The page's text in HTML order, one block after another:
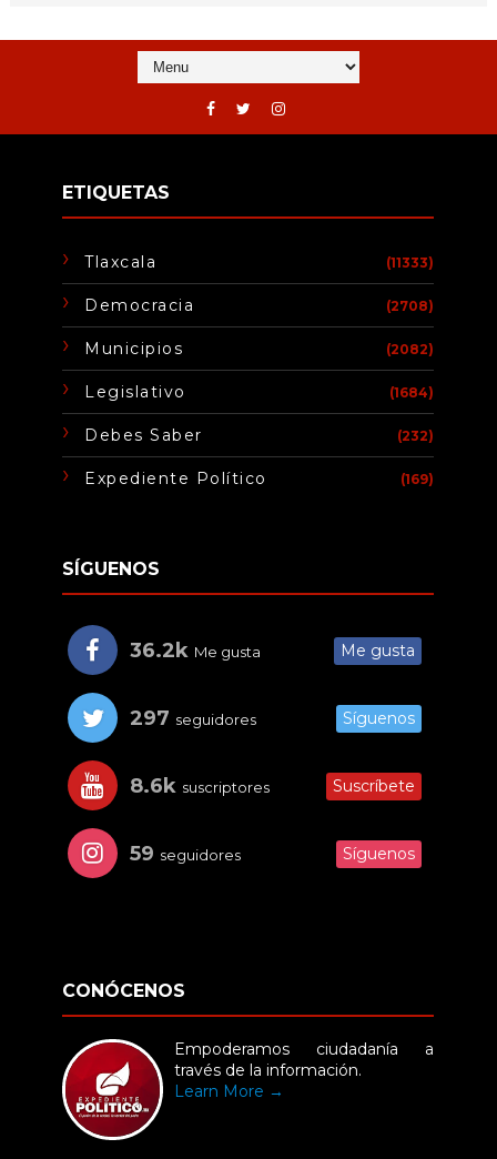
ETIQUETAS
Tlaxcala (11333)
Democracia (2708)
Municipios (2082)
Legislativo (1684)
Debes Saber (232)
Expediente Político (169)
SÍGUENOS
36.2k Me gusta Me gusta
297 seguidores Síguenos
8.6k suscriptores Suscríbete
59 seguidores Síguenos
CONÓCENOS
Empoderamos ciudadanía a
través de la información.
Learn More →